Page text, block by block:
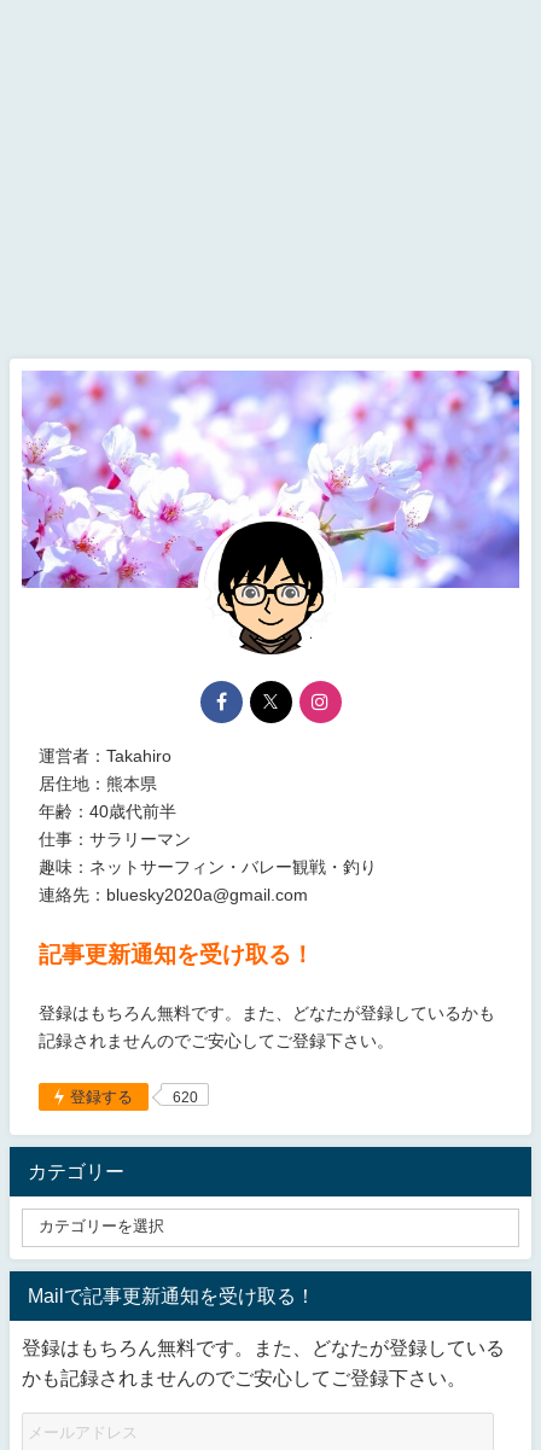
運営者：Takahiro
居住地：熊本県
年齢：40歳代前半
仕事：サラリーマン
趣味：ネットサーフィン・バレー観戦・釣り
連絡先：bluesky2020a@gmail.com
記事更新通知を受け取る！
登録はもちろん無料です。また、どなたが登録しているかも
記録されませんのでご安心してご登録下さい。
登録する 620
カテゴリー
Mailで記事更新通知を受け取る！
登録はもちろん無料です。また、どなたが登録している
かも記録されませんのでご安心してご登録下さい。